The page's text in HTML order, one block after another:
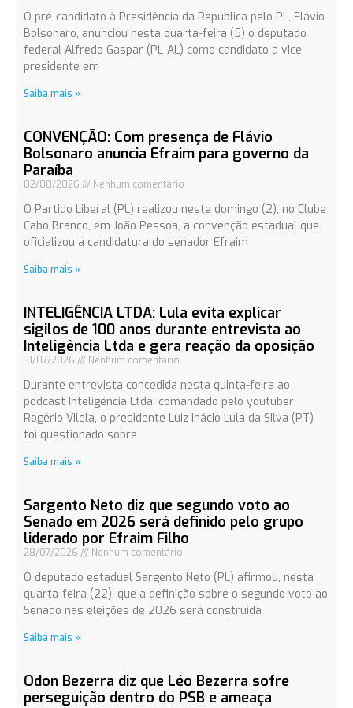
O pré-candidato à Presidência da República pelo PL, Flávio
Bolsonaro, anunciou nesta quarta-feira (5) o deputado
federal Alfredo Gaspar (PL-AL) como candidato a vice-
presidente em
Saiba mais »
CONVENÇÃO: Com presença de Flávio
Bolsonaro anuncia Efraim para governo da
Paraíba
02/08/2026 Nenhum comentário
O Partido Liberal (PL) realizou neste domingo (2), no Clube
Cabo Branco, em João Pessoa, a convenção estadual que
oficializou a candidatura do senador Efraim
Saiba mais »
INTELIGÊNCIA LTDA: Lula evita explicar
sigilos de 100 anos durante entrevista ao
Inteligência Ltda e gera reação da oposição
31/07/2026 Nenhum comentário
Durante entrevista concedida nesta quinta-feira ao
podcast Inteligência Ltda, comandado pelo youtuber
Rogério Vilela, o presidente Luiz Inácio Lula da Silva (PT)
foi questionado sobre
Saiba mais »
Sargento Neto diz que segundo voto ao
Senado em 2026 será definido pelo grupo
liderado por Efraim Filho
28/07/2026 Nenhum comentário
O deputado estadual Sargento Neto (PL) afirmou, nesta
quarta-feira (22), que a definição sobre o segundo voto ao
Senado nas eleições de 2026 será construída
Saiba mais »
Odon Bezerra diz que Léo Bezerra sofre
perseguição dentro do PSB e ameaça